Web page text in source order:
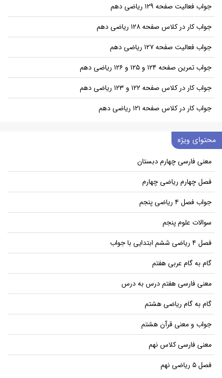
جواب فعالیت صفحه ۱۲۹ ریاضی دهم
جواب کار در کلاس صفحه ۱۲۸ ریاضی دهم
جواب فعالیت صفحه ۱۲۷ ریاضی دهم
جواب تمرین صفحه ۱۲۴ و ۱۲۵ و ۱۲۶ ریاضی دهم
جواب کار در کلاس صفحه ۱۲۲ و ۱۲۳ ریاضی دهم
جواب کار در کلاس صفحه ۱۲۱ ریاضی دهم
محتوای ویژه
معنی فارسی چهارم دبستان
فصل چهارم ریاضی چهارم
جواب فصل ۴ ریاضی پنجم
سوالات علوم پنجم
فصل ۴ ریاضی ششم ابتدایی با جواب
گام به گام عربی هفتم
معنی فارسی هفتم درس به درس
گام به گام ریاضی هشتم
جواب و معنی قرآن هشتم
معنی فارسی کلاس نهم
فصل ۵ ریاضی نهم